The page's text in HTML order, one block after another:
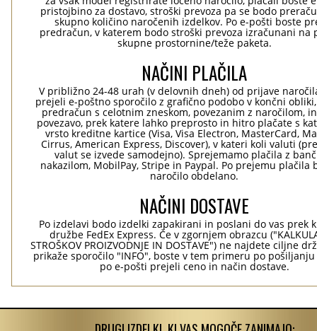
pristojbino za dostavo, stroški prevoza pa se bodo
skupno količino naročenih izdelkov. Po e-pošti boste
predračun, v katerem bodo stroški prevoza izračunani na
skupne prostornine/teže paketa.
NAČINI PLAČILA
V približno 24-48 urah (v delovnih dneh) od prijave
prejeli e-poštno sporočilo z grafično podobo v končni
predračun s celotnim zneskom, povezanim z naročilom,
povezavo, prek katere lahko preprosto in hitro plačate s
vrsto kreditne kartice (Visa, Visa Electron, MasterCard,
Cirrus, American Express, Discover), v kateri koli valuti
valut se izvede samodejno). Sprejemamo plačila z
nakazilom, MobilPay, Stripe in Paypal. Po prejemu plačila
naročilo obdelano.
NAČINI DOSTAVE
Po izdelavi bodo izdelki zapakirani in poslani do vas prek
družbe FedEx Express. Če v zgornjem obrazcu
STROŠKOV PROIZVODNJE IN DOSTAVE") ne najdete ciljne
prikaže sporočilo "INFO", boste v tem primeru po
po e-pošti prejeli ceno in način dostave.